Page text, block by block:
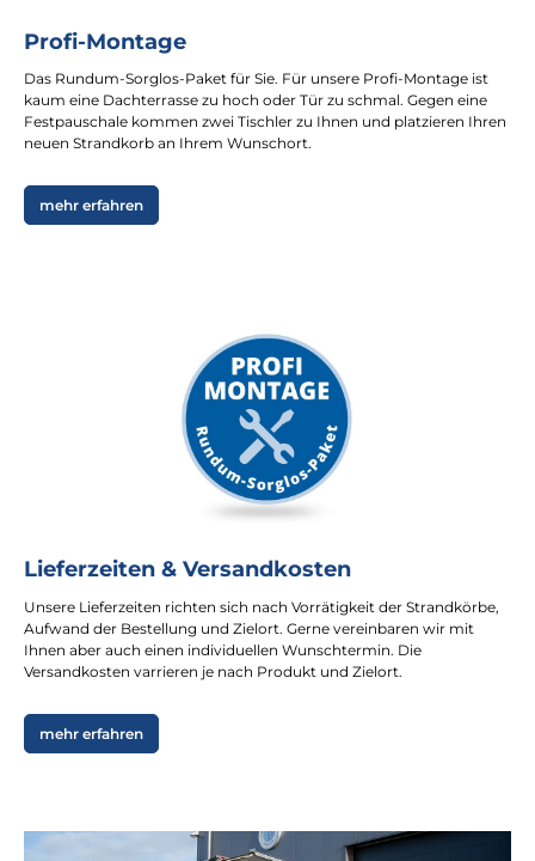
Profi-Montage
Das Rundum-Sorglos-Paket für Sie. Für unsere Profi-Montage ist
kaum eine Dachterrasse zu hoch oder Tür zu schmal. Gegen eine
Festpauschale kommen zwei Tischler zu Ihnen und platzieren Ihren
neuen Strandkorb an Ihrem Wunschort.
mehr erfahren
Lieferzeiten & Versandkosten
Unsere Lieferzeiten richten sich nach Vorrätigkeit der Strandkörbe,
Aufwand der Bestellung und Zielort. Gerne vereinbaren wir mit
Ihnen aber auch einen individuellen Wunschtermin. Die
Versandkosten varrieren je nach Produkt und Zielort.
mehr erfahren